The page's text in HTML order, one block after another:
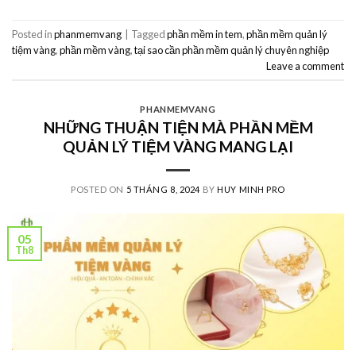
Posted inphanmemvang | Taggedphần mềm in tem,phần mềm quản lý
tiệm vàng,phần mềm vàng,tại sao cần phần mềm quản lý chuyên nghiệp
Leave a comment
PHANMEMVANG
NHỮNG THUẬN TIỆN MÀ PHẦN MỀM
QUẢN LÝ TIỆM VÀNG MANG LẠI
POSTED ON 5 THÁNG 8, 2024 BYHUY MINH PRO
05
Th8